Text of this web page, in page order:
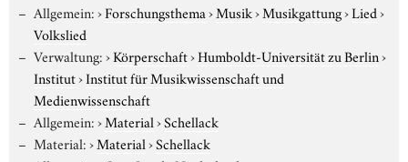
Allgemein:›Forschungsthema›Musik›Musikgattung›Lied›
Volkslied
Verwaltung:›Körperschaft›Humboldt-Universität zu Berlin›
Institut›Institut für Musikwissenschaft und
Medienwissenschaft
Allgemein:›Material›Schellack
Material:›Material›Schellack